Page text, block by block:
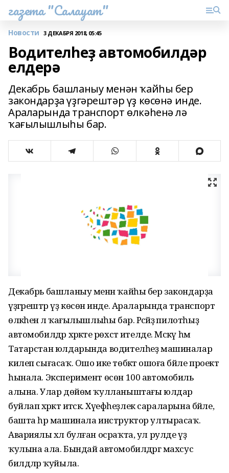
газета "Салауат"
Новости 3 ДЕКАБРЯ 2018, 05:45
Водителһеҙ автомобилдәр
елдерә
Декабрь башланыу менән ҡайһы бер
закондарҙа үҙгәрештәр үҙ көсөнә инде.
Араларында транспорт өлкәһенә лә
ҡағылышлыһы бар.
Декабрь башланыу менән ҡайһы бер закондарҙа
үҙгәрештәр үҙ көсөнә инде. Араларында транспорт
өлкәһенә лә ҡағылышлыһы бар. Рәсәйҙә пилотһыҙ
автомобилдәр хәрәкәте рөхсәт ителде. Мәскәү һәм
Татарстан юлдарында водителһеҙ машиналар
килеп сығасаҡ. Ошо ике төбәктә ошоға бәйле проект
һынала. Эксперимент өсөн 100 автомобиль
алына. Улар дөйөм ҡулланыштағы юлдар
буйлап хәрәкәт итәсәк. Хәүефһеҙлек сараларына бәйле,
башта һәр машинала инструктор ултырасаҡ.
Авариялы хәл булған осраҡта, ул рулде үҙ
ҡулына ала. Бындай автомобилдәргә махсус
билдәләр ҡуйыла.